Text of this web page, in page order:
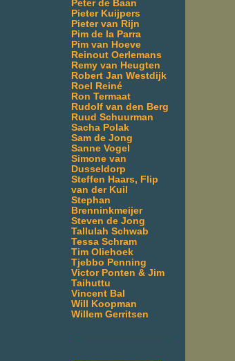
Peter de Baan
Pieter Kuijpers
Pieter van Rijn
Pim de la Parra
Pim van Hoeve
Reinout Oerlemans
Remy van Heugten
Robert Jan Westdijk
Roel Reiné
Ron Termaat
Rudolf van den Berg
Ruud Schuurman
Sacha Polak
Sam de Jong
Sanne Vogel
Simone van
Dusseldorp
Steffen Haars, Flip
van der Kuil
Stephan
Brenninkmeijer
Steven de Jong
Tallulah Schwab
Tessa Schram
Tim Oliehoek
Tjebbo Penning
Victor Ponten & Jim
Taihuttu
Vincent Bal
Will Koopman
Willem Gerritsen